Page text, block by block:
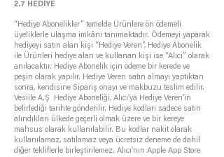
2.7 HEDİYE
“Hediye Abonelikler” temelde Ürünlere ön ödemeli
üyeliklerle ulaşma imkânı tanımaktadır. Ödemeyi yaparak
hediyeyi satın alan kişi “Hediye Veren”, Hediye Abonelik
ile Ürünleri hediye alan ve kullanan kişi ise “Alıcı” olarak
anılacaktır. Hediye Abonelik için ödeme bir kerede ve
peşin olarak yapılır. Hediye Veren satın almayı yaptıktan
sonra, kendisine Sipariş onayı ve makbuzu teslim edilir.
Vesiile A.Ş Hediye Aboneliği, Alıcı’ya Hediye Veren’in
belirlediği tarihte gönderilir. Hediye kodları sadece satın
alındıkları ülkede geçerli olmak üzere ve bir kereye
mahsus olarak kullanılabilir. Bu kodlar nakit olarak
kullanılamaz, satılamaz veya ücretsiz deneme de dahil
diğer tekliflerle birleştirilemez. Alıcı’nın Apple App Store